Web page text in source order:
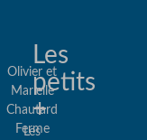
Olivier et
Marielle
Chautard
Ferme
Les
petits
+
Les